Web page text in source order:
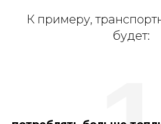
К примеру,
будет: